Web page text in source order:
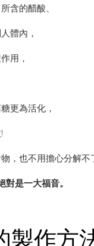
含的醋酸、
體內，
用，
更為活化，
，也不用擔心分解不
是一大福音。
製作方